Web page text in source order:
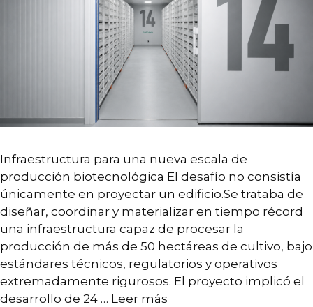
Infraestructura para una nueva escala de
producción biotecnológica El desafío no consistía
únicamente en proyectar un edificio.Se trataba de
diseñar, coordinar y materializar en tiempo récord
una infraestructura capaz de procesar la
producción de más de 50 hectáreas de cultivo, bajo
estándares técnicos, regulatorios y operativos
extremadamente rigurosos. El proyecto implicó el
desarrollo de 24 … Leer más